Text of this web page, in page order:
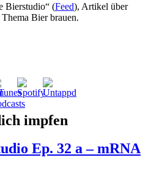
Bierstudio“ (Feed), Artikel über
Bier brauen.
impfen
Ep. 32 a – mRNA